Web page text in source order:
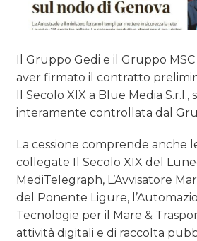
PREVISIONI/SCENARI
NORMATIVE
TREND
OPINIONI
Il Gruppo Gedi e il Gruppo
aver firmato il contratto
Il Secolo XIX a Blue Media S.r.l.,
interamente controllata dal
La cessione comprende anche
collegate Il Secolo XIX del
MediTelegraph, L’Avvisatore
del Ponente Ligure,
Tecnologie per il Mare &
attività digitali e di raccolta